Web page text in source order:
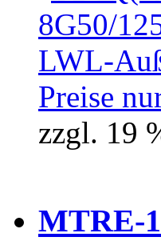
Preise
zzgl. 19
MTRE-